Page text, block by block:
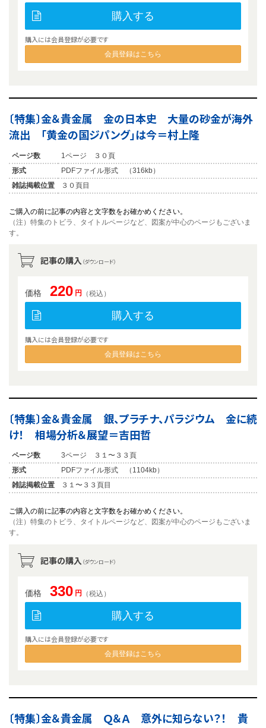
購入する
購入には会員登録が必要です
会員登録はこちら
〔特集〕金＆貴金属 金の日本史 大量の砂金が海外
流出 「黄金の国ジパング」は今＝村上隆
ページ数
1ページ ３０頁
形式
PDFファイル形式 （316kb）
雑誌掲載位置
３０頁目
ご購入の前に記事の内容と文字数をお確かめください。
（注）特集のトビラ、タイトルページなど、図案が中心のページもございま
す。
記事の購入 （ダウンロード）
価格 220 円 （税込）
購入する
購入には会員登録が必要です
会員登録はこちら
〔特集〕金＆貴金属 銀、プラチナ、パラジウム 金に続
け！ 相場分析＆展望＝吉田哲
ページ数
3ページ ３１〜３３頁
形式
PDFファイル形式 （1104kb）
雑誌掲載位置
３１〜３３頁目
ご購入の前に記事の内容と文字数をお確かめください。
（注）特集のトビラ、タイトルページなど、図案が中心のページもございま
す。
記事の購入 （ダウンロード）
価格 330 円 （税込）
購入する
購入には会員登録が必要です
会員登録はこちら
〔特集〕金＆貴金属 Ｑ＆Ａ 意外に知らない？！ 貴